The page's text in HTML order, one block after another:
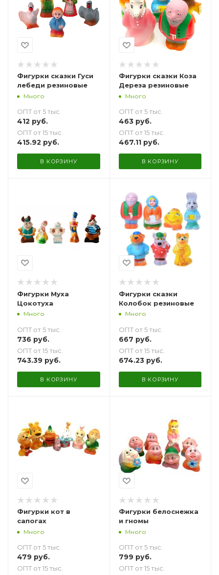
Фигурки сказки Гуси
лебеди резиновые
Много
ОПТ от 5 тыс.
412 руб.
ОПТ от 15 тыс.
415.92 руб.
В КОРЗИНУ
Фигурки сказки Коза
Дереза резиновые
Много
ОПТ от 5 тыс.
463руб.
ОПТ от 15 тыс.
467.11руб.
В КОРЗИНУ
Фигурки Муха
Цокотуха
Много
ОПТ от 5 тыс.
736 руб.
ОПТ от 15 тыс.
743.39 руб.
В КОРЗИНУ
Фигурки сказки
Колобок резиновые
Много
ОПТ от 5 тыс.
667 руб.
ОПТ от 15 тыс.
674.23руб.
В КОРЗИНУ
Фигурки кот в
сапогах
Много
ОПТ от 5 тыс.
479 руб.
ОПТ от 15 тыс.
Фигурки белоснежка
и гномы
Много
ОПТ от 5 тыс.
799 руб.
ОПТ от 15 тыс.